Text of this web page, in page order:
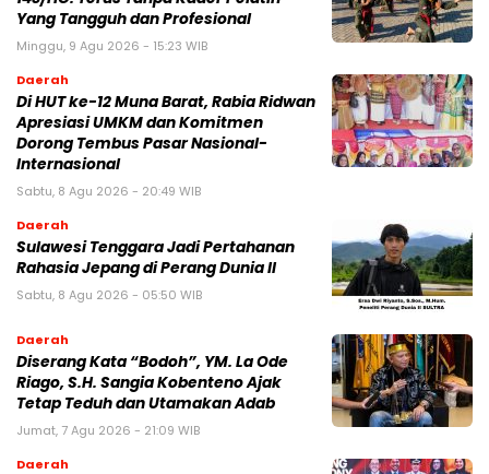
Yang Tangguh dan Profesional
Minggu, 9 Agu 2026 - 15:23 WIB
Daerah
Di HUT ke-12 Muna Barat, Rabia Ridwan
Apresiasi UMKM dan Komitmen
Dorong Tembus Pasar Nasional-
Internasional
Sabtu, 8 Agu 2026 - 20:49 WIB
Daerah
Sulawesi Tenggara Jadi Pertahanan
Rahasia Jepang di Perang Dunia II
Sabtu, 8 Agu 2026 - 05:50 WIB
Daerah
Diserang Kata “Bodoh”, YM. La Ode
Riago, S.H. Sangia Kobenteno Ajak
Tetap Teduh dan Utamakan Adab
Jumat, 7 Agu 2026 - 21:09 WIB
Daerah